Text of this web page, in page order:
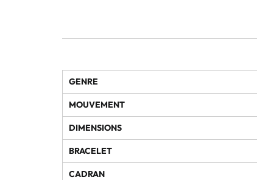
GENRE
MOUVEMENT
DIMENSIONS
BRACELET
CADRAN